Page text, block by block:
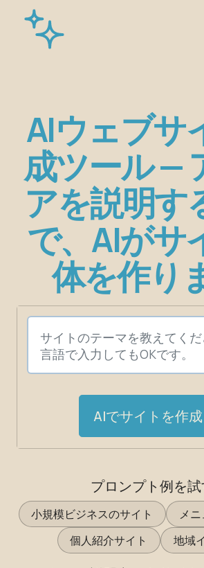
AIウェブサ
成ツール —
アを説明す
で、AIがサ
体を作り
AIでサイトを作成
プロンプト例を試
小規模ビジネスのサイト
メ
個人紹介サイト
地域